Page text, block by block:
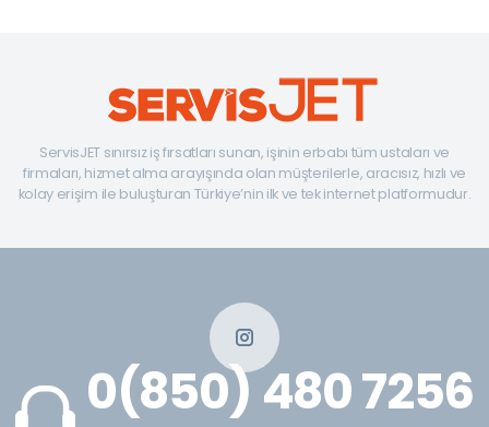
ServisJET sınırsız iş fırsatları sunan, işinin erbabı tüm ustaları ve
firmaları, hizmet alma arayışında olan müşterilerle, aracısız, hızlı ve
kolay erişim ile buluşturan Türkiye’nin ilk ve tek internet platformudur.
0(850) 480 7256